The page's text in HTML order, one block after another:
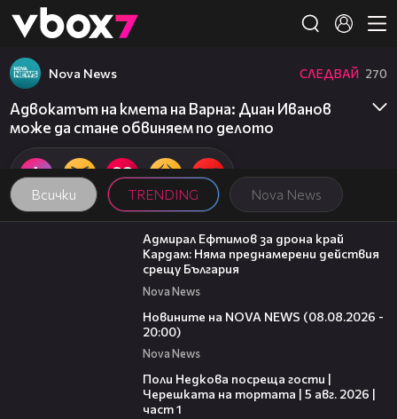
👾
Всички TRENDING Nova News
Nova News СЛЕДВАЙ 270
Адвокатът на кмета на Варна: Диан Иванов
може да стане обвиняем по делото
01:48
Адмирал Ефтимов за дрона край
Кардам: Няма преднамерени действия
срещу България
Nova News
Новините на NOVA NEWS (08.08.2026 -
20:00)
Nova News
Поли Недкова посреща гости |
Черешката на тортата | 5 авг. 2026 |
част 1